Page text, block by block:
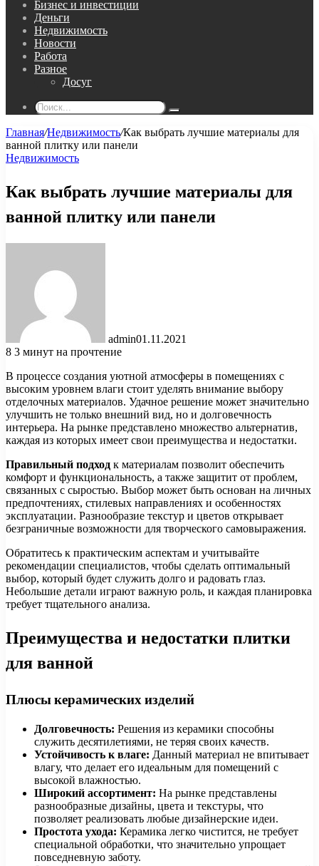
Бизнес и инвестиции
Деньги
Недвижимость
Новости
Работа
Разное
Досуг
Поиск...
Главная/Недвижимость/Как выбрать лучшие материалы для
ванной плитку или панели
Недвижимость
Как выбрать лучшие материалы для
ванной плитку или панели
admin01.11.2021
8 3 минут на прочтение
В процессе создания уютной атмосферы в помещениях с
высоким уровнем влаги стоит уделять внимание выбору
отделочных материалов. Удачное решение может значительно
улучшить не только внешний вид, но и долговечность
интерьера. На рынке представлено множество альтернатив,
каждая из которых имеет свои преимущества и недостатки.
Правильный подход к материалам позволит обеспечить
комфорт и функциональность, а также защитит от проблем,
связанных с сыростью. Выбор может быть основан на личных
предпочтениях, стилевых направлениях и особенностях
эксплуатации. Разнообразие текстур и цветов открывает
безграничные возможности для творческого самовыражения.
Обратитесь к практическим аспектам и учитывайте
рекомендации специалистов, чтобы сделать оптимальный
выбор, который будет служить долго и радовать глаз.
Небольшие детали играют важную роль, и каждая планировка
требует тщательного анализа.
Преимущества и недостатки плитки
для ванной
Плюсы керамических изделий
Долговечность: Решения из керамики способны
служить десятилетиями, не теряя своих качеств.
Устойчивость к влаге: Данный материал не впитывает
влагу, что делает его идеальным для помещений с
высокой влажностью.
Широкий ассортимент: На рынке представлены
разнообразные дизайны, цвета и текстуры, что
позволяет реализовать любые дизайнерские идеи.
Простота ухода: Керамика легко чистится, не требует
специальной обработки, что значительно упрощает
повседневную заботу.